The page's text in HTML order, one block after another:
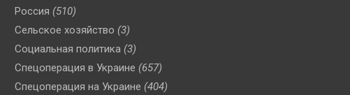
Россия (510)
Сельское хозяйство (3)
Социальная политика (3)
Спецоперация в Украине (657)
Спецоперация на Украине (404)